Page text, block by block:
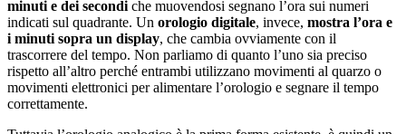
minuti e dei secondi che muovendosi segnano l’ora sui numeri
indicati sul quadrante. Un orologio digitale, invece, mostra l’ora e
i minuti sopra un display, che cambia ovviamente con il
trascorrere del tempo. Non parliamo di quanto l’uno sia preciso
rispetto all’altro perché entrambi utilizzano movimenti al quarzo o
movimenti elettronici per alimentare l’orologio e segnare il tempo
correttamente.